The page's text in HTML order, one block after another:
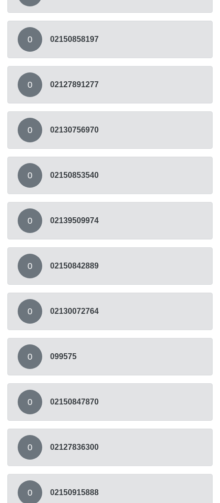
0 02150858197
0 02127891277
0 02130756970
0 02150853540
0 02139509974
0 02150842889
0 02130072764
0 099575
0 02150847870
0 02127836300
0 02150915888